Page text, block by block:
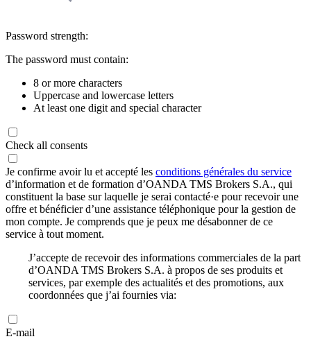
Password strength:
The password must contain:
8 or more characters
Uppercase and lowercase letters
At least one digit and special character
Check all consents
Je confirme avoir lu et accepté les conditions générales du service
d’information et de formation d’OANDA TMS Brokers S.A., qui
constituent la base sur laquelle je serai contacté·e pour recevoir une
offre et bénéficier d’une assistance téléphonique pour la gestion de
mon compte. Je comprends que je peux me désabonner de ce
service à tout moment.
J’accepte de recevoir des informations commerciales de la part
d’OANDA TMS Brokers S.A. à propos de ses produits et
services, par exemple des actualités et des promotions, aux
coordonnées que j’ai fournies via:
E-mail